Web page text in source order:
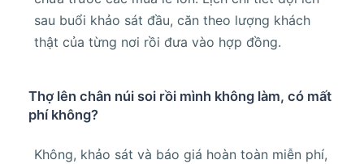
sau buổi khảo sát đầu, căn theo lượng khách
thật của từng nơi rồi đưa vào hợp đồng.
Thợ lên chân núi soi rồi mình không làm, có mất
phí không?
Không, khảo sát và báo giá hoàn toàn miễn phí,